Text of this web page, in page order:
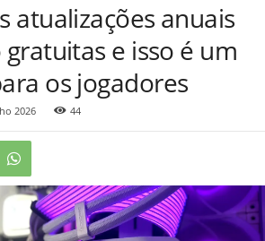
atualizações anuais
gratuitas e isso é um
os jogadores
2026 44